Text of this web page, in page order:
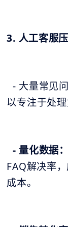
3. 人工客服
- 大量常见
以专注于处
- 量化数据：
FAQ解决率
成本。